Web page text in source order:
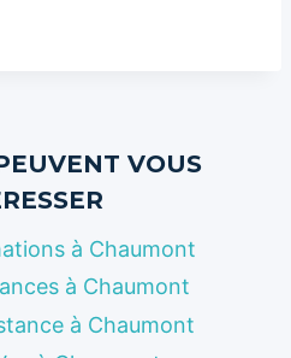
VOUS
à Chaumont
à Chaumont
à Chaumont